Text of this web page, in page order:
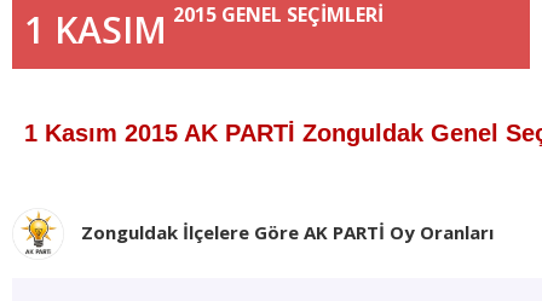
1 KASIM 2015 GENEL SEÇİMLERİ
1 Kasım 2015 AK PARTİ Zonguldak Genel
Zonguldak İlçelere Göre AK PARTİ Oy Oranları